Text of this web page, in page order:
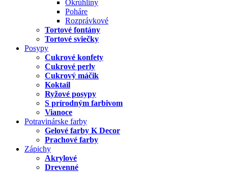
Okrúhliny
Poháre
Rozprávkové
Tortové fontány
Tortové sviečky
Posypy
Cukrové konfety
Cukrové perly
Cukrový máčik
Koktail
Ryžové posypy
S prírodným farbivom
Vianoce
Potravinárske farby
Gelové farby K Decor
Prachové farby
Zápichy
Akrylové
Drevenné